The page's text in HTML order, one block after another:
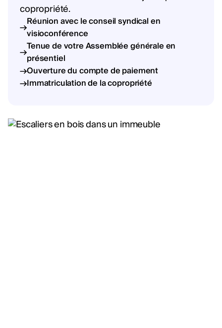
copropriété.
Réunion avec le conseil syndical en
visioconférence
Tenue de votre Assemblée générale en
présentiel
Ouverture du compte de paiement
Immatriculation de la copropriété